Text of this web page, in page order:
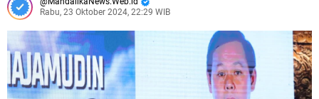
Rabu, 23 Oktober 2024, 22:29 WIB